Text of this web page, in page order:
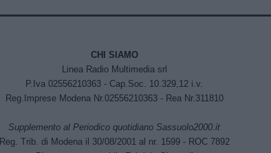
CHI SIAMO
Linea Radio Multimedia srl
P.Iva 02556210363 - Cap.Soc. 10.329,12 i.v.
Reg.Imprese Modena Nr.02556210363 - Rea Nr.311810
Supplemento al Periodico quotidiano Sassuolo2000.it
Reg. Trib. di Modena il 30/08/2001 al nr. 1599 - ROC 7892